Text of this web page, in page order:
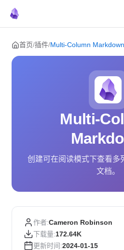
Skip to content
首页/插件/Multi-Column Markdown
Multi-
创建可在阅读模式下查看多
文档。
作者:Cameron Robinson
下载量:172.64K
更新时间:2024-01-15